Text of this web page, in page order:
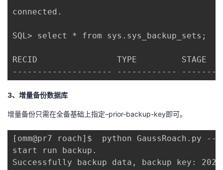
connected.
SQL> select * from sys.sys_backup_sets;
RECID                TYPE         STAGE
-------------------- ------------ ------------
3、增量备份数据库
增量备份只需在全备基础上指定–prior-backup-key即可。
[omm@pr7 roach]$  python
start run backup.
Successfully backup data, backup key: